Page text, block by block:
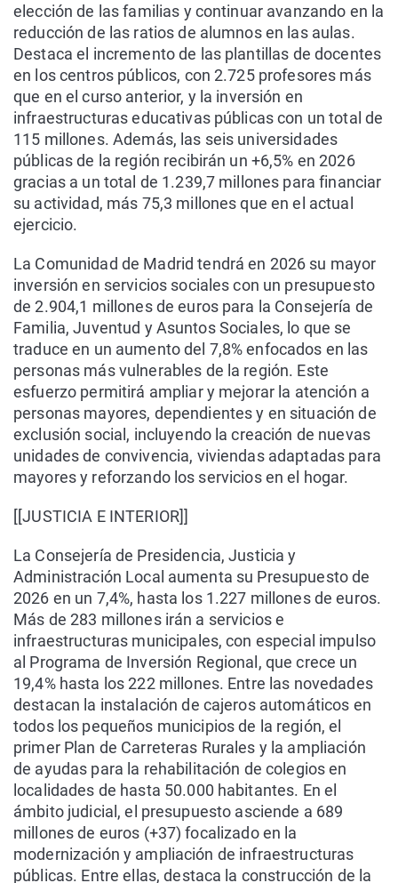
elección de las familias y continuar avanzando en la
reducción de las ratios de alumnos en las aulas.
Destaca el incremento de las plantillas de docentes
en los centros públicos, con 2.725 profesores más
que en el curso anterior, y la inversión en
infraestructuras educativas públicas con un total de
115 millones. Además, las seis universidades
públicas de la región recibirán un +6,5% en 2026
gracias a un total de 1.239,7 millones para financiar
su actividad, más 75,3 millones que en el actual
ejercicio.
La Comunidad de Madrid tendrá en 2026 su mayor
inversión en servicios sociales con un presupuesto
de 2.904,1 millones de euros para la Consejería de
Familia, Juventud y Asuntos Sociales, lo que se
traduce en un aumento del 7,8% enfocados en las
personas más vulnerables de la región. Este
esfuerzo permitirá ampliar y mejorar la atención a
personas mayores, dependientes y en situación de
exclusión social, incluyendo la creación de nuevas
unidades de convivencia, viviendas adaptadas para
mayores y reforzando los servicios en el hogar.
[[JUSTICIA E INTERIOR]]
La Consejería de Presidencia, Justicia y
Administración Local aumenta su Presupuesto de
2026 en un 7,4%, hasta los 1.227 millones de euros.
Más de 283 millones irán a servicios e
infraestructuras municipales, con especial impulso
al Programa de Inversión Regional, que crece un
19,4% hasta los 222 millones. Entre las novedades
destacan la instalación de cajeros automáticos en
todos los pequeños municipios de la región, el
primer Plan de Carreteras Rurales y la ampliación
de ayudas para la rehabilitación de colegios en
localidades de hasta 50.000 habitantes. En el
ámbito judicial, el presupuesto asciende a 689
millones de euros (+37) focalizado en la
modernización y ampliación de infraestructuras
públicas. Entre ellas, destaca la construcción de la